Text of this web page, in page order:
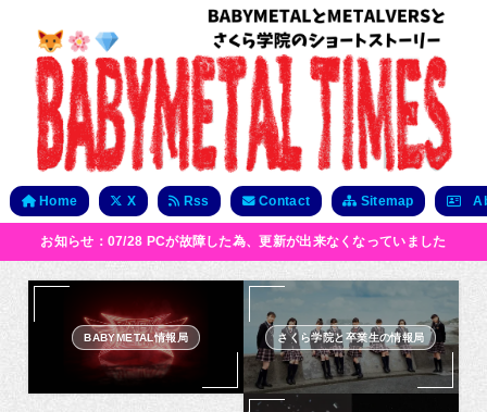
Home X Rss Contact Sitemap
お知らせ：07/28 PCが故障した為、更新が出来なくなっていました
BABYMETAL情報局 さくら学院と卒業生の情報局